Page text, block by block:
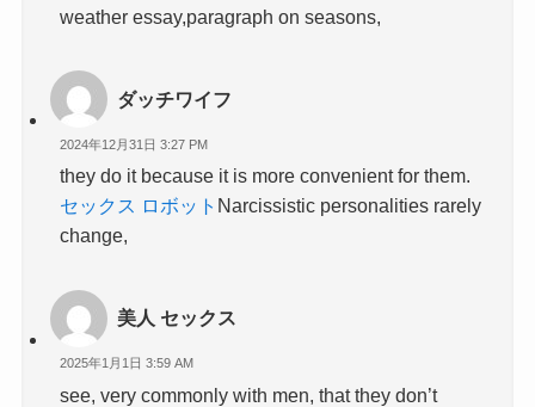
weather essay,paragraph on seasons,
ダッチワイフ
2024年12月31日 3:27 PM
they do it because it is more convenient for them.
セックス ロボット Narcissistic personalities rarely
change,
美人 セックス
2025年1月1日 3:59 AM
see, very commonly with men, that they don’t